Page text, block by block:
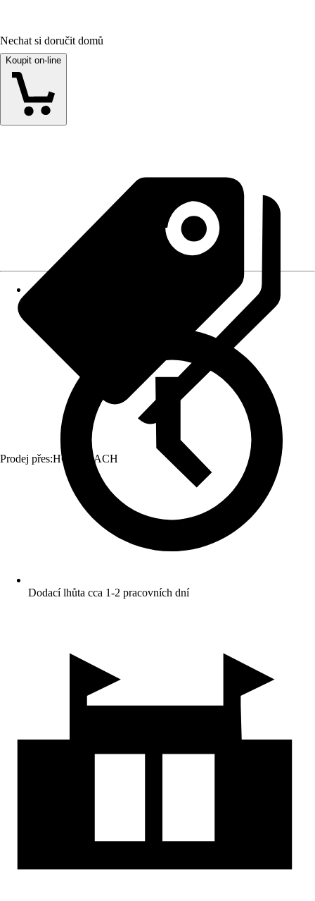
Nechat si doručit domů
Koupit on-line
Prodej přes:HORNBACH
Dodací lhůta cca 1-2 pracovních dní